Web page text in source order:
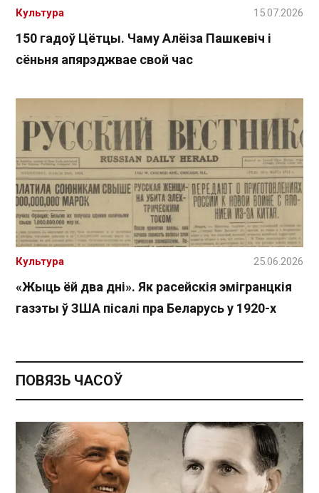
150 гадоў Цётцы. Чаму Алёіза Пашкевіч і
сёньня апярэджвае свой час
Культура 15.07.2026
«Жыць ёй два дні». Як расейскія эмігранцкія
газэты ў ЗША пісалі пра Беларусь у 1920-х
Культура 25.06.2026
ПОВЯЗЬ ЧАСОЎ